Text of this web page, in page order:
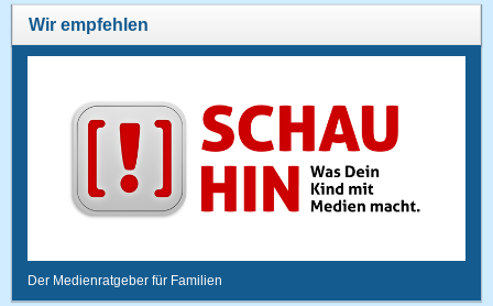
Wir empfehlen
Der Medienratgeber für Familien